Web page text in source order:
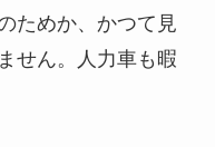
ためか、かつて見
せん。人力車も暇